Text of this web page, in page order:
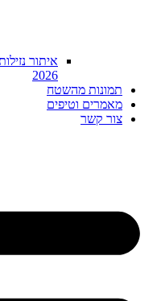
איתור
2026
תמונות מהשטח
מאמרים וטיפים
צור קשר